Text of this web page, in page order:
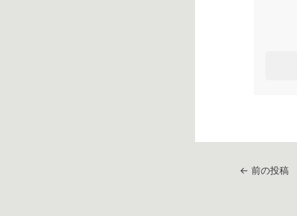
← 前の投稿